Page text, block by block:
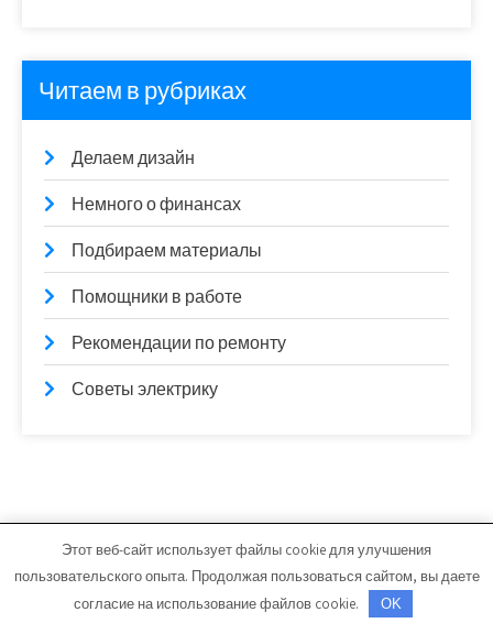
Читаем в рубриках
Делаем дизайн
Немного о финансах
Подбираем материалы
Помощники в работе
Рекомендации по ремонту
Советы электрику
vitfarma.ru - Работает на WordPress
Тема от Grace Themes
Этот веб-сайт использует файлы cookie для улучшения
пользовательского опыта. Продолжая пользоваться сайтом, вы даете
согласие на использование файлов cookie.
OK